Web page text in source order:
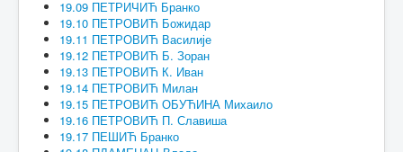
19.09 ПЕТРИЧИЋ Бранко
19.10 ПЕТРОВИЋ Божидар
19.11 ПЕТРОВИЋ Василије
19.12 ПЕТРОВИЋ Б. Зоран
19.13 ПЕТРОВИЋ К. Иван
19.14 ПЕТРОВИЋ Милан
19.15 ПЕТРОВИЋ ОБУЋИНА Михаило
19.16 ПЕТРОВИЋ П. Славиша
19.17 ПЕШИЋ Бранко